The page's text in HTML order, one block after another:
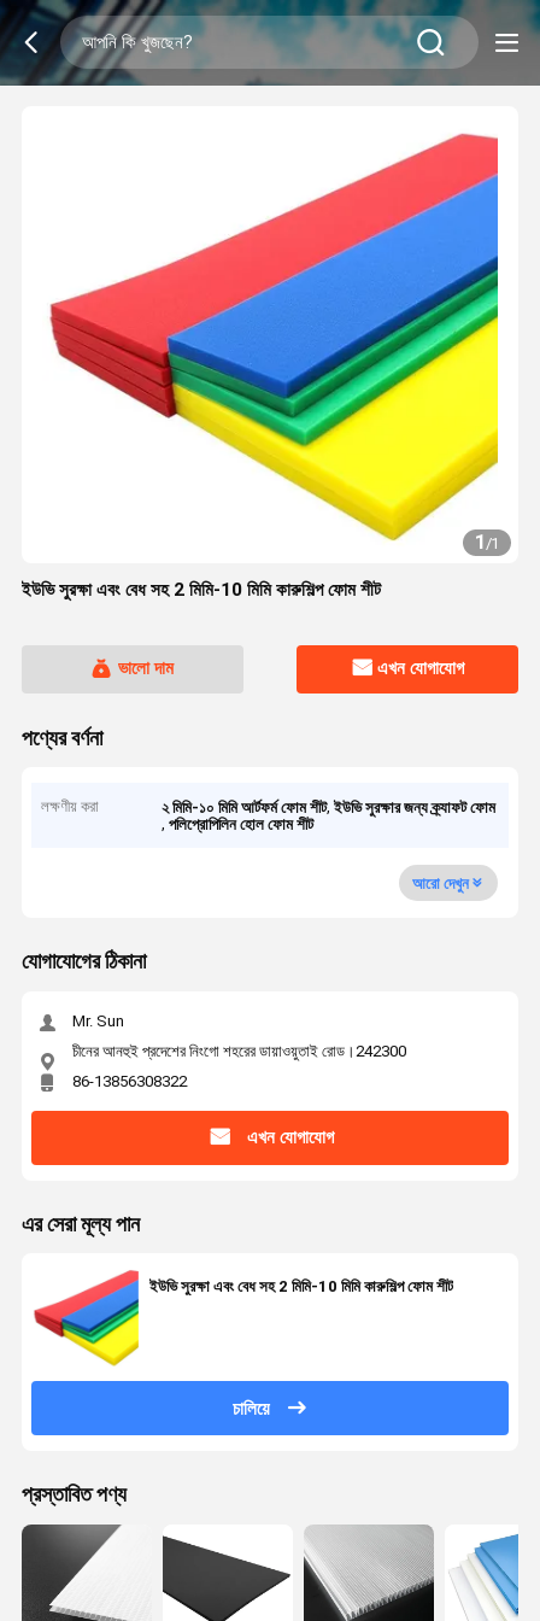
1/1
ইউভি সুরক্ষা এবং বেধ সহ 2 মিমি-10 মিমি কারুশিল্প ফোম শীট
ভালো দাম এখন যোগাযোগ
পণ্যের বর্ণনা
লক্ষণীয় করা ২ মিমি-১০ মিমি আর্টফর্ম ফোম শীট,ইউভি সুরক্ষার জন্য ক্র্যাফট ফোম
,পলিপ্রোপিলিন হোল ফোম শীট
আরো দেখুন
যোগাযোগের ঠিকানা
Mr. Sun
চীনের আনহুই প্রদেশের নিংগো শহরের ডায়াওয়ুতাই রোড।242300
86-13856308322
এখন যোগাযোগ
এর সেরা মূল্য পান
ইউভি সুরক্ষা এবং বেধ সহ 2 মিমি-10 মিমি কারুশিল্প ফোম শীট
চালিয়ে
প্রস্তাবিত পণ্য